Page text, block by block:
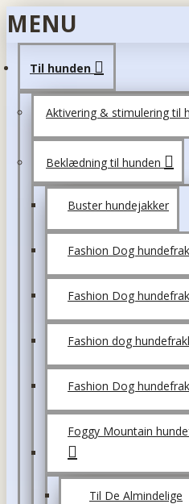
MENU
Til hunden
Aktivering & stimulering til
Beklædning til hunden
Buster hundejakker
Fashion Dog
Fashion Dog
Fashion dog
Fashion Dog
Foggy Mountain
Til De Almindelige